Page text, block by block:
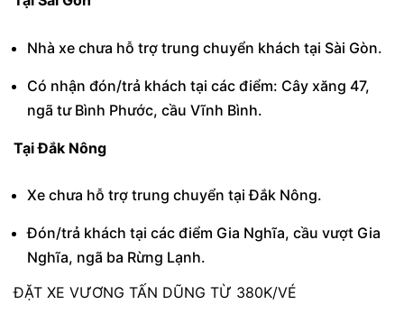
Nhà xe chưa hỗ trợ trung chuyển khách tại Sài Gòn.
Có nhận đón/trả khách tại các điểm: Cây xăng 47,
ngã tư Bình Phước, cầu Vĩnh Bình.
Tại Đắk Nông
Xe chưa hỗ trợ trung chuyển tại Đắk Nông.
Đón/trả khách tại các điểm Gia Nghĩa, cầu vượt Gia
Nghĩa, ngã ba Rừng Lạnh.
ĐẶT XE VƯƠNG TẤN DŨNG TỪ 380K/VÉ